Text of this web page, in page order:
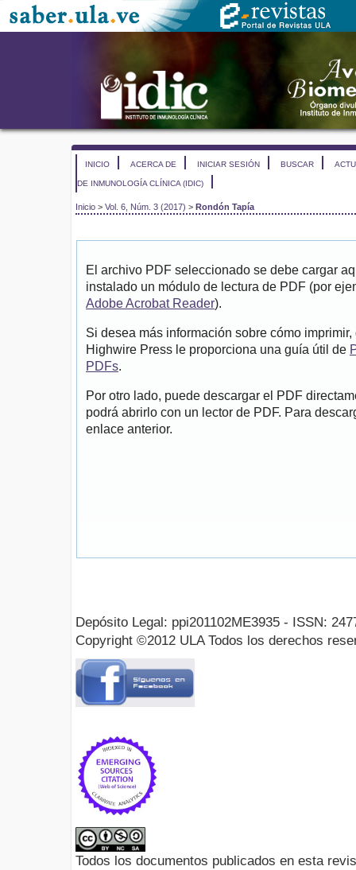
INICIO ACERCA DE INICIAR SESIÓN BUSCAR
DE INMUNOLOGÍA CLÍNICA (IDIC)
Inicio > Vol. 6, Núm. 3 (2017) > Rondón Tapía
El archivo PDF seleccionado se debe cargar
instalado un módulo de lectura de PDF (por
Adobe Acrobat Reader).
Si desea más información sobre cómo
Highwire Press le proporciona una guía útil de
PDFs.
Por otro lado, puede descargar el PDF
podrá abrirlo con un lector de PDF. Para
enlace anterior.
Depósito Legal: ppi201102ME3935 - ISSN:
Copyright ©2012 ULA Todos los derechos
Todos los documentos publicados en esta